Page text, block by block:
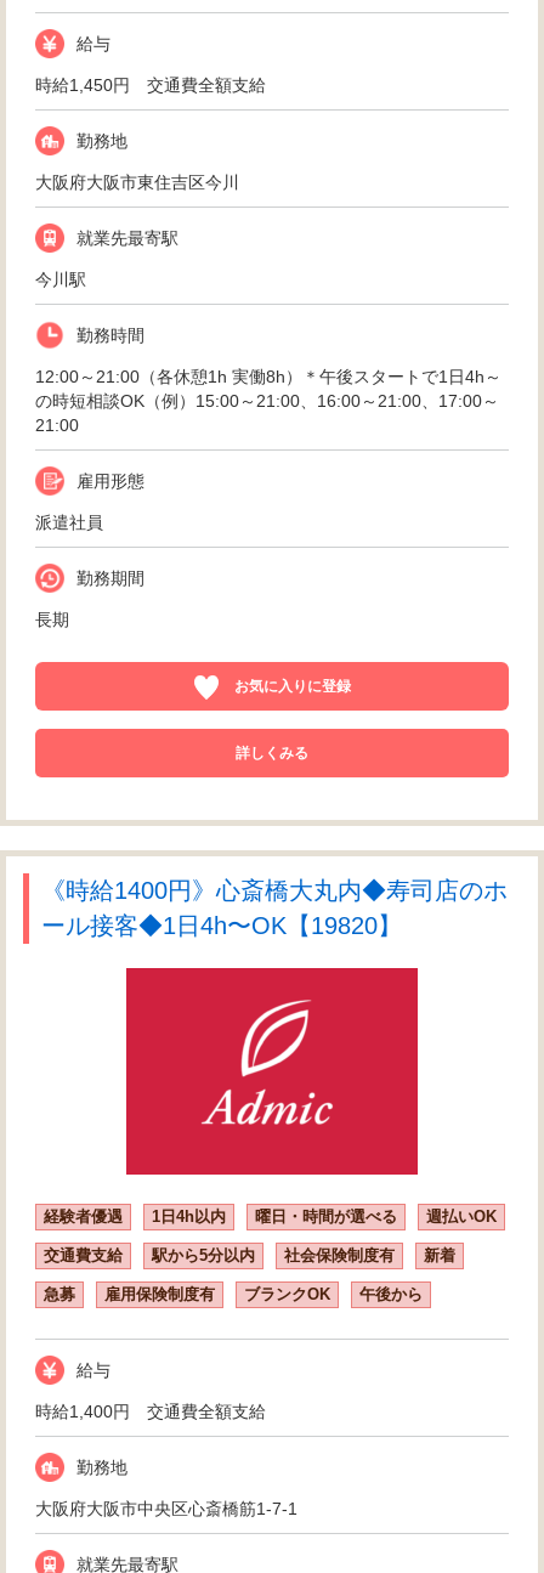
給与
時給1,450円 交通費全額支給
勤務地
大阪府大阪市東住吉区今川
就業先最寄駅
今川駅
勤務時間
12:00～21:00（各休憩1h 実働8h）＊午後スタートで1日4h～
の時短相談OK（例）15:00～21:00、16:00～21:00、17:00～
21:00
雇用形態
派遣社員
勤務期間
長期
お気に入りに登録
詳しくみる
《時給1400円》心斎橋大丸内◆寿司店のホ
ール接客◆1日4h〜OK【19820】
経験者優遇 1日4h以内 曜日・時間が選べる 週払いOK
交通費支給 駅から5分以内 社会保険制度有 新着
急募 雇用保険制度有 ブランクOK 午後から
給与
時給1,400円 交通費全額支給
勤務地
大阪府大阪市中央区心斎橋筋1-7-1
就業先最寄駅